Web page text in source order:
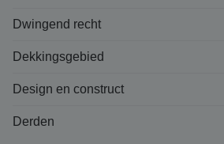
Dwingend recht
Dekkingsgebied
Design en construct
Derden